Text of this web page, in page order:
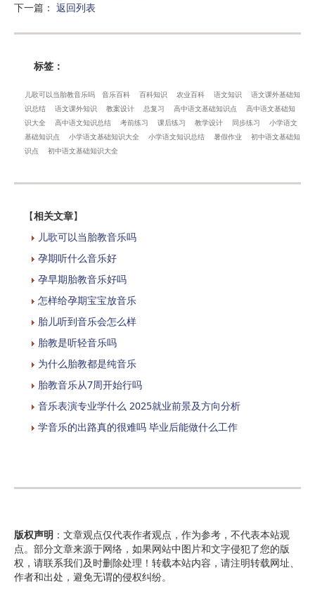
下一篇 ： 返回列表
标签：
儿歌可以当胎教音乐吗 音乐百科 百科知识 农业百科 语文知识
语文课外基础知
识总结
语文课外知识 教案设计 总复习 高中语文基础知识点
高中语文基础知
识大全
高中语文知识总结 考前练习 课后练习 教学设计 同步练习
小学语文
基础知识点
小学语文基础知识大全 小学语文知识总结 暑假作业
初中语文基础知
识点
初中语文基础知识大全
【相关文章】
儿歌可以当胎教音乐吗
孕期听什么音乐好
孕早期胎教音乐好吗
怎样给孕期宝宝放音乐
胎儿听到音乐会怎么样
胎教是听轻音乐吗
为什么胎教都是纯音乐
胎教音乐从7周开始行吗
音乐表演专业学什么 2025就业前景及方向分析
学音乐的出路真的很难吗 毕业后能做什么工作
版权声明 ：文章观点仅代表作者观点，作为参考，不代表本站观
点。部分文章来源于网络，如果网站中图片和文字侵犯了您的版
权，请联系我们及时删除处理！转载本站内容，请注明转载网址、
作者和出处，避免无谓的侵权纠纷。